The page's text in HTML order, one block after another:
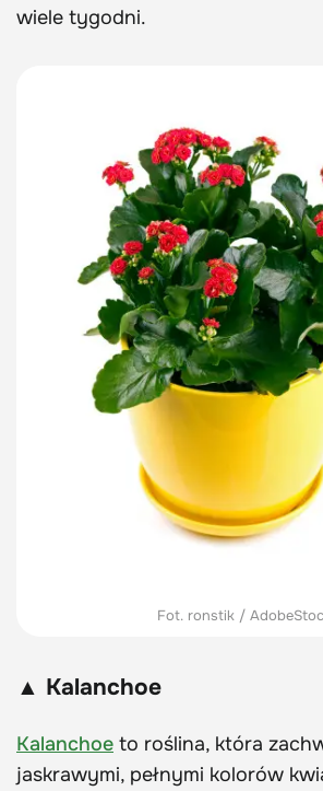
wiele tygodni.
Fot. ronstik /
▲ Kalanchoe
Kalanchoe to roślina, która
jaskrawymi, pełnymi kolorów